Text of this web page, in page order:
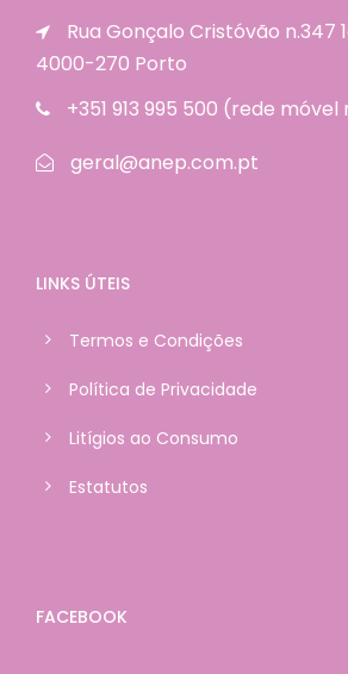
Rua Gonçalo Cristóvão n.347
4000-270 Porto
+351 913 995 500 (rede
geral@anep.com.pt
LINKS ÚTEIS
Termos e Condições
Política de Privacidade
Litígios ao Consumo
Estatutos
FACEBOOK